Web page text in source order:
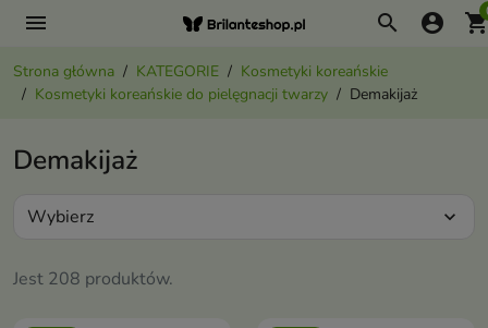
menu search account_circle
Strona główna KATEGORIE
Kosmetyki koreańskie
Kosmetyki koreańskie do pielęgnacji twarzy
Demakijaż
Demakijaż
Jest 208 produktów.
Wybierz expand_more